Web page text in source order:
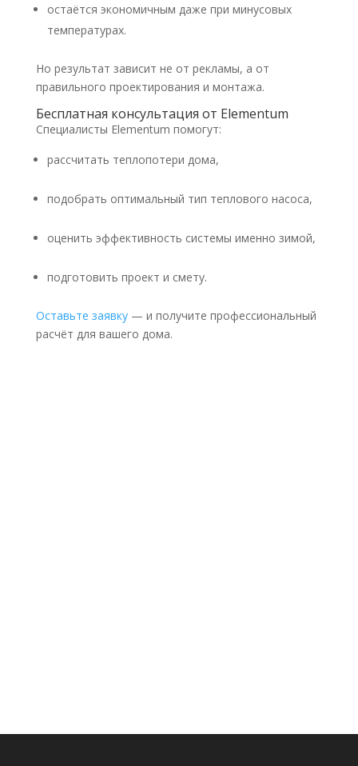
остаётся экономичным даже при минусовых
температурах.
Но результат зависит не от рекламы, а от
правильного проектирования и монтажа.
Бесплатная консультация от Elementum
Специалисты Elementum помогут:
рассчитать теплопотери дома,
подобрать оптимальный тип теплового насоса,
оценить эффективность системы именно зимой,
подготовить проект и смету.
Оставьте заявку— и получите профессиональный
расчёт для вашего дома.